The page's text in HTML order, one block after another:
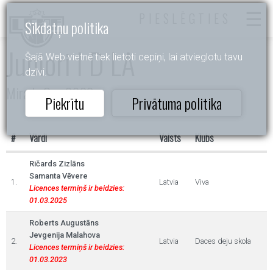
Sīkdatņu politika
Šajā Web vietnē tiek lietoti cepiņi, lai atvieglotu tavu
dzīvi.
Piekrītu Privātuma politika
Juniori I D LA
Mirada Cup 2022
# Vārdi Valsts Klubs
1.
Ričards Zizlāns
Samanta Vēvere
Licences termiņš ir beidzies:
01.03.2025
Latvia Viva
2.
Roberts Augustāns
Jevgenija Malahova
Licences termiņš ir beidzies:
01.03.2023
Latvia Daces deju skola